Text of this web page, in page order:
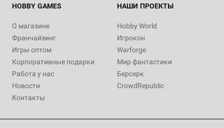
HOBBY GAMES
О магазине
Франчайзинг
Игры оптом
Корпоративные подарки
Работа у нас
Новости
Контакты
НАШИ ПРОЕКТЫ
Hobby World
Игрокон
Warforge
Мир фантастики
Берсерк
CrowdRepublic